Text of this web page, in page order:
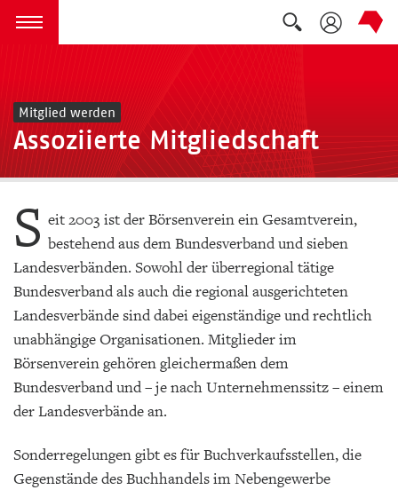
zum Inhalt springen
Menü öffnen
Suche
Mitglied werden
Assoziierte Mitgliedschaft
S eit 2003 ist der Börsenverein ein Gesamtverein,
bestehend aus dem Bundesverband und sieben
Landesverbänden. Sowohl der überregional tätige
Bundesverband als auch die regional ausgerichteten
Landesverbände sind dabei eigenständige und rechtlich
unabhängige Organisationen. Mitglieder im
Börsenverein gehören gleichermaßen dem
Bundesverband und – je nach Unternehmenssitz – einem
der Landesverbände an.
Sonderregelungen gibt es für Buchverkaufsstellen, die
Gegenstände des Buchhandels im Nebengewerbe